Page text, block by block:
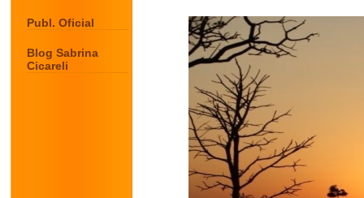
Publ. Oficial
Blog Sabrina
Cicareli